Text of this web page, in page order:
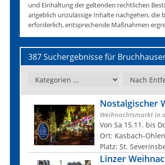
und Einhaltung der geltenden rechtlichen
angeblich unzulässige Inhalte nachgehen,
erforderlich, entsprechende Maßnahmen
387 Suchergebnisse für
Nostalgischer
Weihnachtsmarkt in
Von Sa 15.11. bis
Ort: Kasbach-
Platz: St.
Linzer